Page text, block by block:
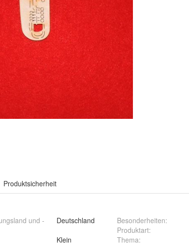
Produktsicherheit
und -
Deutschland
Klein
Besonderheiten:
Produktart:
Thema: